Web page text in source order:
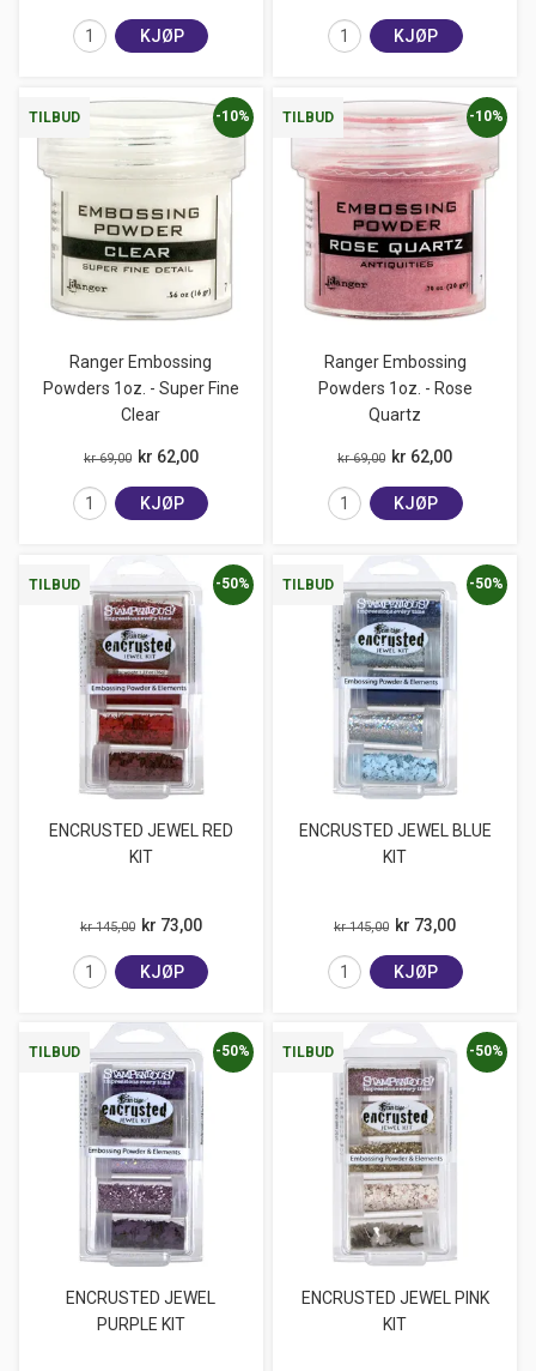
KJØP KJØP
TILBUD
Ranger Embossing
Powders 1oz. - Super Fine
Clear
-10%
kr 69,00 kr 62,00
KJØP
TILBUD
Ranger Embossing
Powders 1oz. - Rose
Quartz
-10%
kr 69,00 kr 62,00
KJØP
TILBUD
ENCRUSTED JEWEL RED
KIT
-50%
kr 145,00 kr 73,00
KJØP
TILBUD
ENCRUSTED JEWEL BLUE
KIT
-50%
kr 145,00 kr 73,00
KJØP
TILBUD
ENCRUSTED JEWEL
PURPLE KIT
-50% TILBUD
ENCRUSTED JEWEL PINK
KIT
-50%